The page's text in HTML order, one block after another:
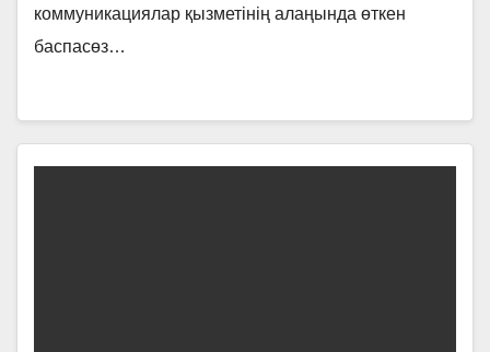
коммуникациялар қызметінің алаңында өткен
баспасөз…